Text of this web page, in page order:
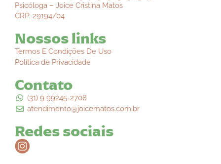
Psicóloga – Joice Cristina Matos
CRP: 29194/04
Nossos links
Termos E Condições De Uso
Política de Privacidade
Contato
(31) 9 99245-2708
atendimento@joicematos.com.br
Redes sociais